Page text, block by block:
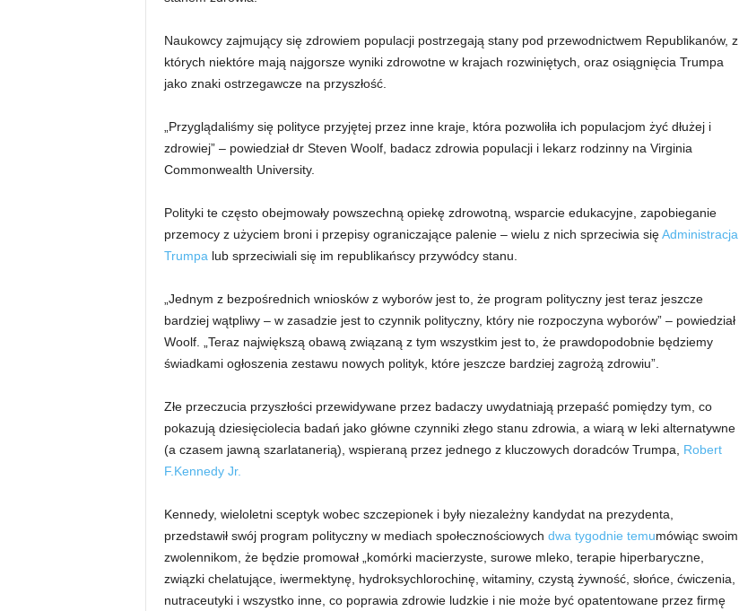
Naukowcy zajmujący się zdrowiem populacji postrzegają stany pod przewodnictwem Republikanów, z
których niektóre mają najgorsze wyniki zdrowotne w krajach rozwiniętych, oraz osiągnięcia Trumpa
jako znaki ostrzegawcze na przyszłość.
„Przyglądaliśmy się polityce przyjętej przez inne kraje, która pozwoliła ich populacjom żyć dłużej i
zdrowiej” – powiedział dr Steven Woolf, badacz zdrowia populacji i lekarz rodzinny na Virginia
Commonwealth University.
Polityki te często obejmowały powszechną opiekę zdrowotną, wsparcie edukacyjne, zapobieganie
przemocy z użyciem broni i przepisy ograniczające palenie – wielu z nich sprzeciwia sięAdministracja
Trumpa lub sprzeciwiali się im republikańscy przywódcy stanu.
„Jednym z bezpośrednich wniosków z wyborów jest to, że program polityczny jest teraz jeszcze
bardziej wątpliwy – w zasadzie jest to czynnik polityczny, który nie rozpoczyna wyborów” – powiedział
Woolf. „Teraz największą obawą związaną z tym wszystkim jest to, że prawdopodobnie będziemy
świadkami ogłoszenia zestawu nowych polityk, które jeszcze bardziej zagrożą zdrowiu”.
Złe przeczucia przyszłości przewidywane przez badaczy uwydatniają przepaść pomiędzy tym, co
pokazują dziesięciolecia badań jako główne czynniki złego stanu zdrowia, a wiarą w leki alternatywne
(a czasem jawną szarlatanerią), wspieraną przez jednego z kluczowych doradców Trumpa, Robert
F.Kennedy Jr.
Kennedy, wieloletni sceptyk wobec szczepionek i były niezależny kandydat na prezydenta,
przedstawił swój program polityczny w mediach społecznościowych dwa tygodnie temumówiąc swoim
zwolennikom, że będzie promował „komórki macierzyste, surowe mleko, terapie hiperbaryczne,
związki chelatujące, iwermektynę, hydroksychlorochinę, witaminy, czystą żywność, słońce, ćwiczenia,
nutraceutyki i wszystko inne, co poprawia zdrowie ludzkie i nie może być opatentowane przez firmę